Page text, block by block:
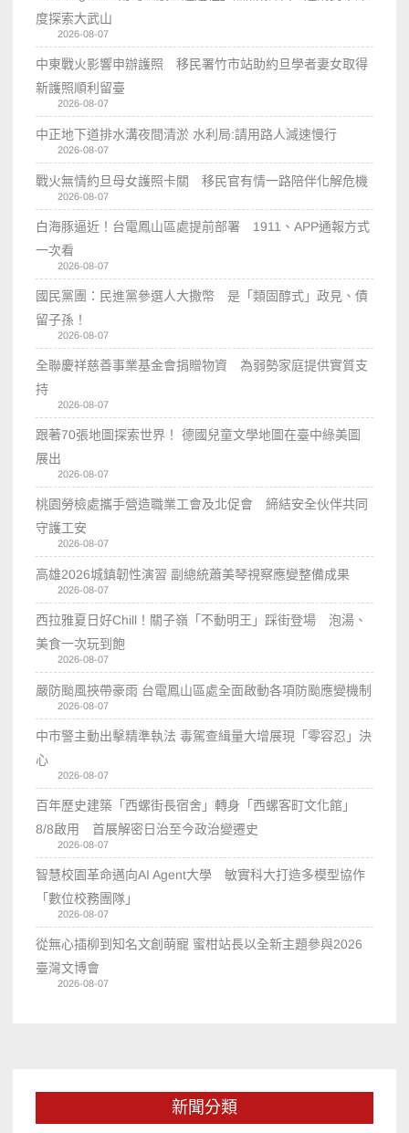
度探索大武山
2026-08-07
中東戰火影響申辦護照 移民署竹市站助約旦學者妻女取得
新護照順利留臺
2026-08-07
中正地下道排水溝夜間清淤 水利局:請用路人減速慢行
2026-08-07
戰火無情約旦母女護照卡關 移民官有情一路陪伴化解危機
2026-08-07
白海豚逼近！台電鳳山區處提前部署 1911、APP通報方式
一次看
2026-08-07
國民黨團：民進黨參選人大撒幣 是「類固醇式」政見、債
留子孫！
2026-08-07
全聯慶祥慈善事業基金會捐贈物資 為弱勢家庭提供實質支
持
2026-08-07
跟著70張地圖探索世界！ 德國兒童文學地圖在臺中綠美圖
展出
2026-08-07
桃園勞檢處攜手營造職業工會及北促會 締結安全伙伴共同
守護工安
2026-08-07
高雄2026城鎮韌性演習 副總統蕭美琴視察應變整備成果
2026-08-07
西拉雅夏日好Chill！關子嶺「不動明王」踩街登場 泡湯、
美食一次玩到飽
2026-08-07
嚴防颱風挾帶豪雨 台電鳳山區處全面啟動各項防颱應變機制
2026-08-07
中市警主動出擊精準執法 毒駕查緝量大增展現「零容忍」決
心
2026-08-07
百年歷史建築「西螺街長宿舍」轉身「西螺客町文化館」
8/8啟用 首展解密日治至今政治變遷史
2026-08-07
智慧校園革命邁向AI Agent大學 敏實科大打造多模型協作
「數位校務團隊」
2026-08-07
從無心插柳到知名文創萌寵 蜜柑站長以全新主題參與2026
臺灣文博會
2026-08-07
新聞分類